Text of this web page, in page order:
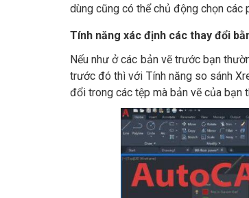
dùng cũng có thể chủ động chọn
Tính năng xác định các thay đổi
Nếu như ở các bản vẽ trước bạn
trước đó thì với Tính năng so sánh
đổi trong các tệp mà bản vẽ của bạn